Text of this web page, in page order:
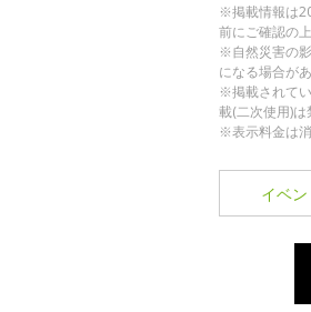
※掲載情報は
前にご確認の
※自然災害の
になる場合があ
※掲載されて
載(二次使用)は
※表示料金は
イベ